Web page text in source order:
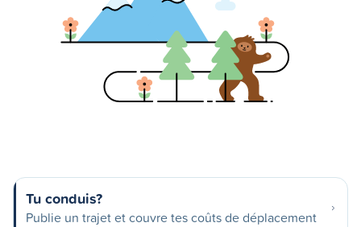
Tu conduis?
Publie un trajet et couvre tes coûts de déplacement